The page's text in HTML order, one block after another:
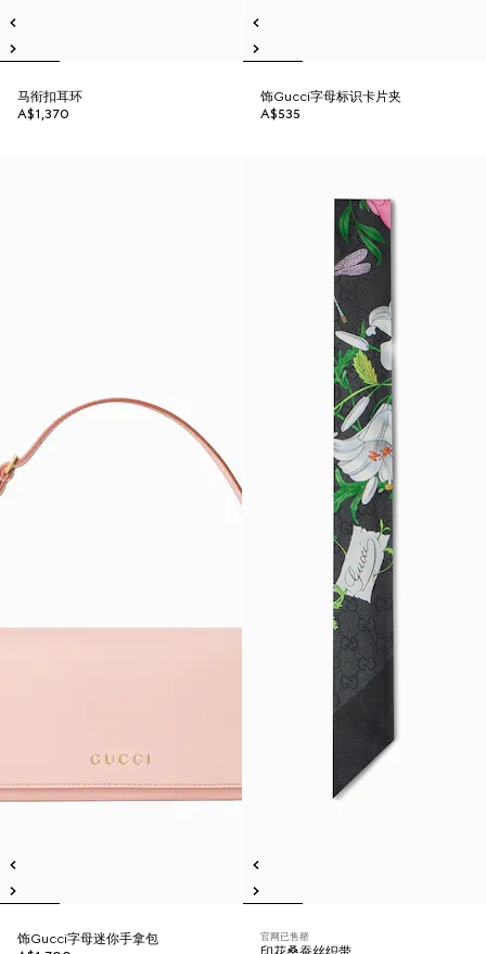
马衔扣耳环
A$1,370
饰Gucci字母标识卡片夹
A$535
饰Gucci字母迷你手拿包
官网已售罄